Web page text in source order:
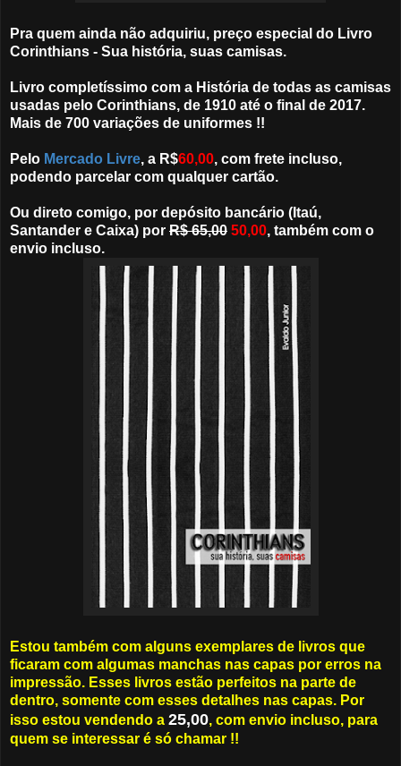
Pra quem ainda não adquiriu, preço especial do Livro
Corinthians - Sua história, suas camisas.
Livro completíssimo com a História de todas as camisas
usadas pelo Corinthians, de 1910 até o final de 2017.
Mais de 700 variações de uniformes !!
Pelo Mercado Livre, a R$60,00, com frete incluso,
podendo parcelar com qualquer cartão.
Ou direto comigo, por depósito bancário (Itaú,
Santander e Caixa) por R$ 65,00 50,00, também com o
envio incluso.
Estou também com alguns exemplares de livros que
ficaram com algumas manchas nas capas por erros na
impressão. Esses livros estão perfeitos na parte de
dentro, somente com esses detalhes nas capas. Por
isso estou vendendo a 25,00, com envio incluso, para
quem se interessar é só chamar !!